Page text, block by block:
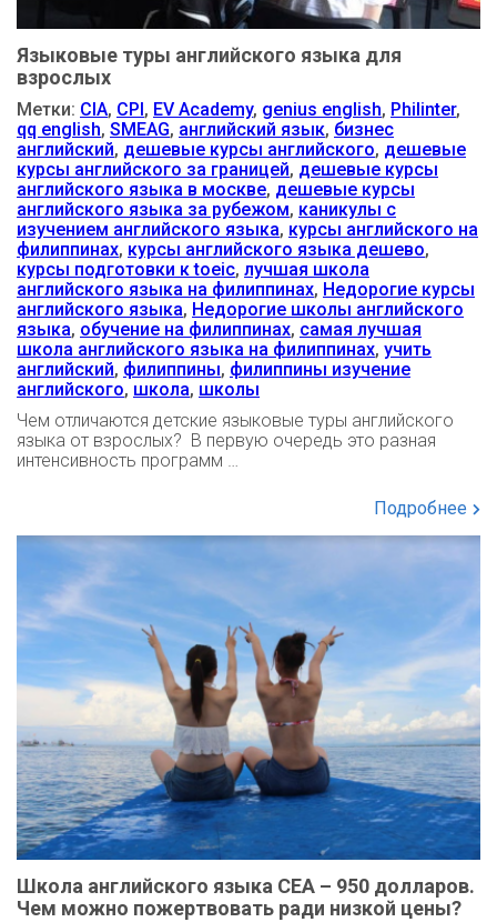
Языковые туры английского языка для
взрослых
Метки: CIA, CPI, EV Academy, genius english, Philinter,
qq english, SMEAG, английский язык, бизнес
английский, дешевые курсы английского, дешевые
курсы английского за границей, дешевые курсы
английского языка в москве, дешевые курсы
английского языка за рубежом, каникулы с
изучением английского языка, курсы английского на
филиппинах, курсы английского языка дешево,
курсы подготовки к toeic, лучшая школа
английского языка на филиппинах, Недорогие курсы
английского языка, Недорогие школы английского
языка, обучение на филиппинах, самая лучшая
школа английского языка на филиппинах, учить
английский, филиппины, филиппины изучение
английского, школа, школы
Чем отличаются детские языковые туры английского
языка от взрослых? В первую очередь это разная
интенсивность программ …
Подробнее
Школа английского языка CEA – 950 долларов.
Чем можно пожертвовать ради низкой цены?